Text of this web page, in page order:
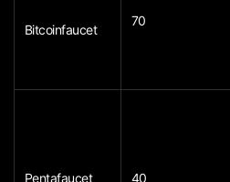
Bitcoinfaucet
70
Pentafaucet 40